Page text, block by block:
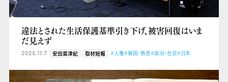
違法とされた生活保護基準引き下げ、被害回復はいま
だ見えず
2025.11.7 安田菜津紀 取材短報 #人権#貧困・格差#政治・社会#日本